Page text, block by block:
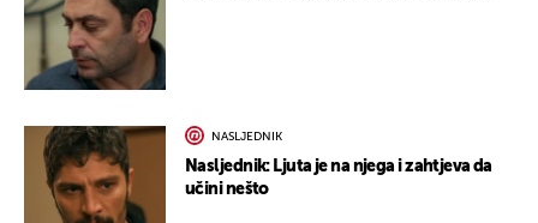
NASLJEDNIK
Nasljednik: Ljuta je na njega i zahtjeva da
učini nešto